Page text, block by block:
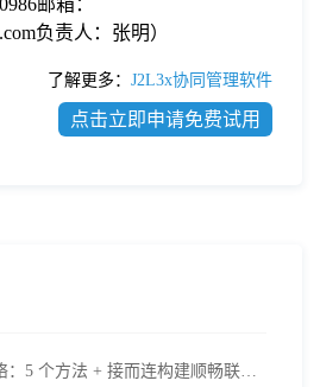
邮箱：
负责人：张明）
了解更多： J2L3x协同管理软件
点击立即申请免费试用
打通部门协作脉络：5 个方法 + 接而连构建顺畅联动团队